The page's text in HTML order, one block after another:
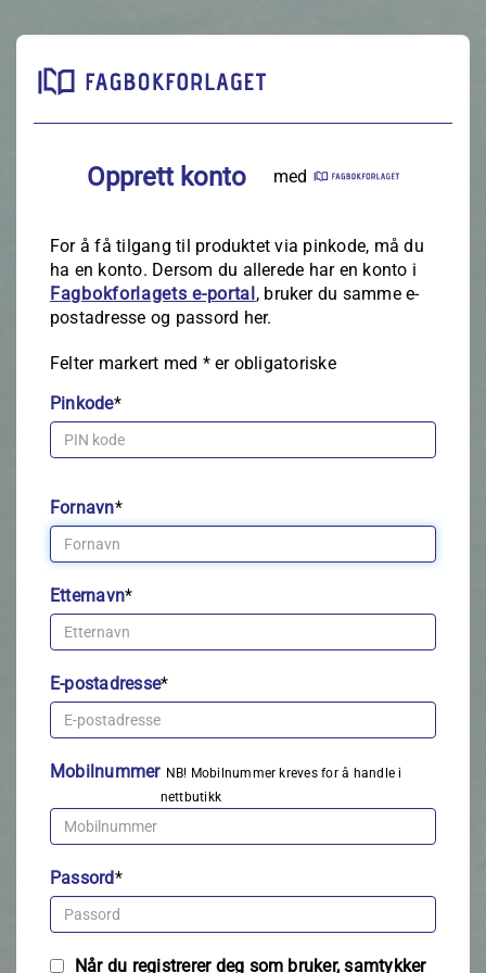
Opprett konto med
For å få tilgang til produktet via pinkode, må du
ha en konto. Dersom du allerede har en konto i
Fagbokforlagets e‑portal, bruker du samme e-
postadresse og passord her.
Felter markert med *er obligatoriske
Pinkode*
Fornavn*
Etternavn*
E-postadresse*
Mobilnummer NB! Mobilnummer kreves for å handle i
nettbutikk
Passord*
Når du registrerer deg som bruker, samtykker